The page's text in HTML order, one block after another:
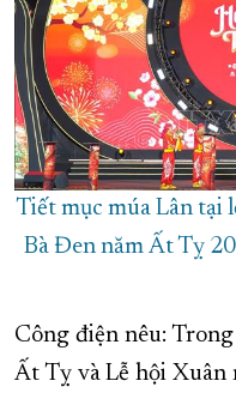
Tiết mục múa Lân tại
Bà Đen năm Ất Tỵ
Công điện nêu:
Ất Tỵ và Lễ hội Xuân